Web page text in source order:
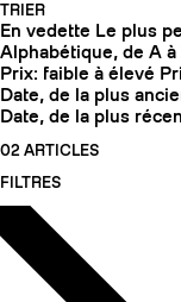
TRIER
En vedette Le plus
Alphabétique, de A à
Prix: faible à élevé
Date, de la plus
Date, de la plus
02 ARTICLES
FILTRES